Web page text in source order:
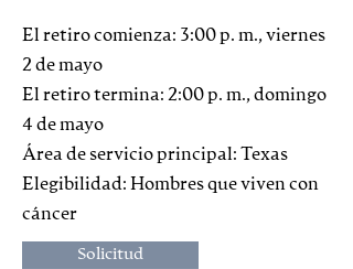
El retiro comienza: 3:00 p. m., viernes
2 de mayo
El retiro termina: 2:00 p. m., domingo
4 de mayo
Área de servicio principal: Texas
Elegibilidad: Hombres que viven con
cáncer
Solicitud